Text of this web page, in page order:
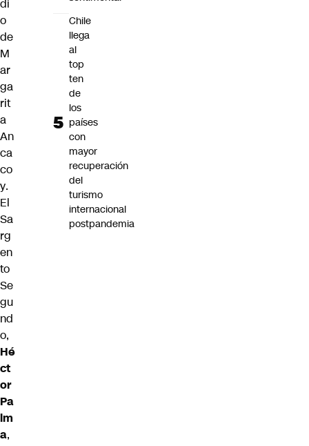
di
o
de
M
ar
ga
rit
a
An
ca
co
y.
El
Sa
rg
en
to
Se
gu
nd
o,
Hé
ct
or
Pa
lm
a,
Chile
llega
al
top
ten
de
los
países
con
mayor
recuperación
del
turismo
internacional
postpandemia